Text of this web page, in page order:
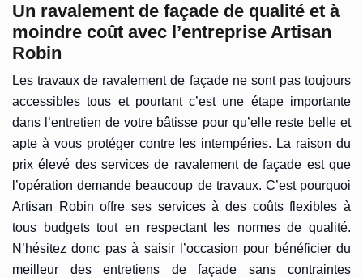
Un ravalement de façade de qualité et à
moindre coût avec l’entreprise Artisan
Robin
Les travaux de ravalement de façade ne sont pas toujours
accessibles tous et pourtant c’est une étape importante
dans l’entretien de votre bâtisse pour qu’elle reste belle et
apte à vous protéger contre les intempéries. La raison du
prix élevé des services de ravalement de façade est que
l’opération demande beaucoup de travaux. C’est pourquoi
Artisan Robin offre ses services à des coûts flexibles à
tous budgets tout en respectant les normes de qualité.
N’hésitez donc pas à saisir l’occasion pour bénéficier du
meilleur des entretiens de façade sans contraintes